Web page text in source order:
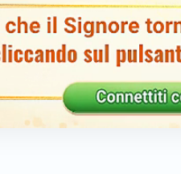
ribellione, non vi è più